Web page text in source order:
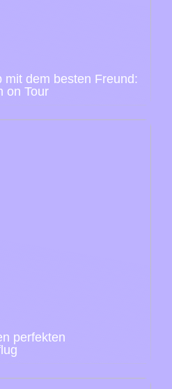
mit dem besten Freund:
on Tour
perfekten